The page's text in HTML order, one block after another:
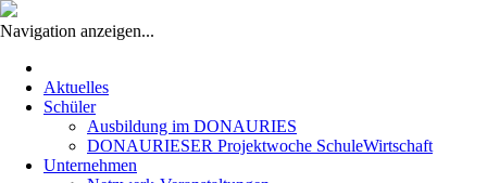
Navigation anzeigen...
überspringen
Aktuelles
Schüler
Ausbildung im DONAURIES
DONAURIESER Projektwoche SchuleWirtschaft
Unternehmen